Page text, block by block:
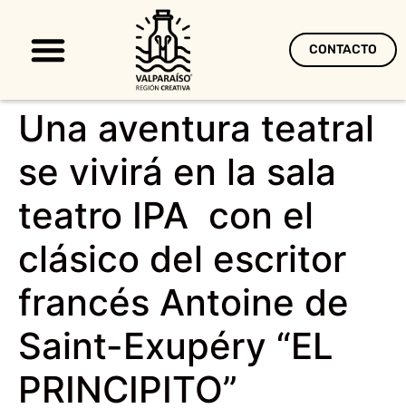
CONTACTO
Una aventura teatral
se vivirá en la sala
teatro IPA con el
clásico del escritor
francés Antoine de
Saint-Exupéry “EL
PRINCIPITO”